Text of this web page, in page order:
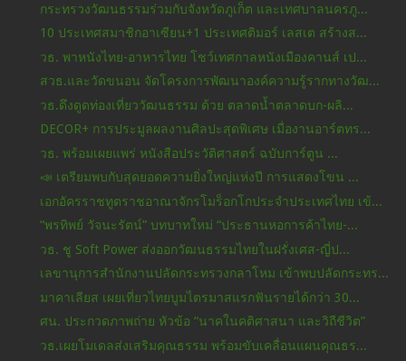
กระทรวงวัฒนธรรมร่วมกับจังหวัดภูเก็ต และเทศบาลนครภู...
10 ประเทศสมาชิกอาเซียน+1 ประเทศติมอร์ เลสเต สร้างส...
วธ. พาหนังไทย-อาหารไทย โชว์เทศกาลหนังเมืองคานส์ เป...
สวธ.และวัดขนอน จัดโครงการพัฒนาองค์ความรู้รากทางวัฒ...
วธ.ดึงดูดท่องเที่ยววัฒนธรรม ด้วย ตลาดน้ำตลาดบก-ผลิ...
DECOR+ การประมูลผลงานศิลปะสุดพิเศษ เมื่องานอาร์ตทร...
วธ. พร้อมเผยแพร่ หนังสือประวัติศาสตร์ ฉบับการ์ตูน ...
📣 เตรียมพบกับสุดยอดความยิ่งใหญ่แห่งปี การแสดงโขน ...
เอกอัครราชทูตราชอาณาจักรโมร็อกโกประจำประเทศไทย เข้...
“พรทิพย์ วัจนะรัตน์” บทบาทใหม่ “ประธานหอการค้าไทย-...
วธ. ชู Soft Power ส่งออกวัฒนธรรมไทยในฝรั่งเศส-ญี่ป...
เลขานุการสำนักงานปลัดกระทรวงกลาโหม เข้าพบปลัดกระทร...
มาคาเลียส เผยเที่ยวไทยบูมไตรมาสแรกฟันรายได้กว่า 30...
ศน. ประกวดภาพถ่าย หัวข้อ “นาคในคติศาสนา และวิถีชีวิต”
วธ.เผยโมเดลส่งเสริมคุณธรรม พร้อมขับเคลื่อนแผนคุณธร...